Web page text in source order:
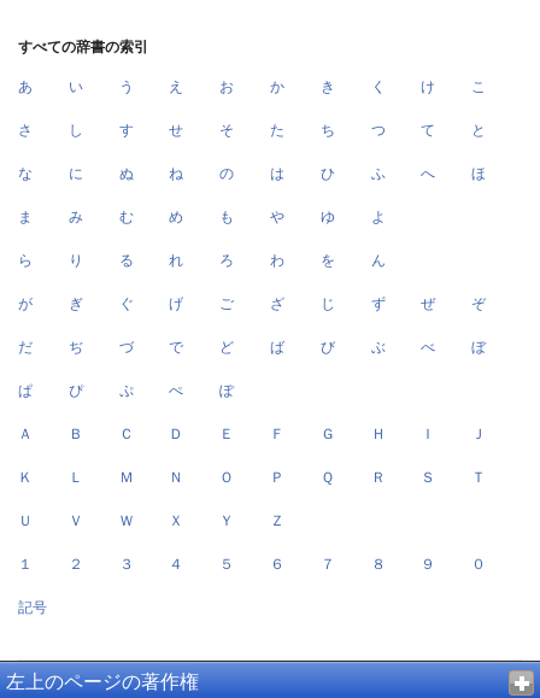
すべての辞書の索引
あ い う え お か き く け こ
さ し す せ そ た ち つ て と
な に ぬ ね の は ひ ふ へ ほ
ま み む め も や ゆ よ
ら り る れ ろ わ を ん
が ぎ ぐ げ ご ざ じ ず ぜ ぞ
だ ぢ づ で ど ば び ぶ べ ぼ
ぱ ぴ ぷ ぺ ぽ
Ａ Ｂ Ｃ Ｄ Ｅ Ｆ Ｇ Ｈ Ｉ Ｊ
Ｋ Ｌ Ｍ Ｎ Ｏ Ｐ Ｑ Ｒ Ｓ Ｔ
Ｕ Ｖ Ｗ Ｘ Ｙ Ｚ
１ ２ ３ ４ ５ ６ ７ ８ ９ ０
記号
左上のページの著作権